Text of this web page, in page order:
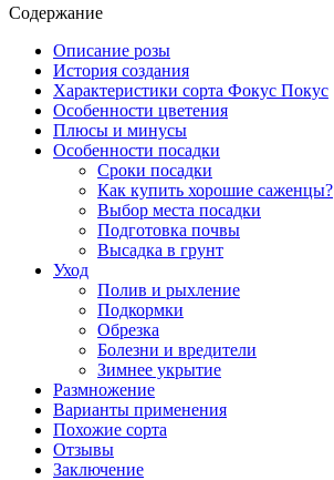
Содержание
Описание розы
История создания
Характеристики сорта Фокус Покус
Особенности цветения
Плюсы и минусы
Особенности посадки
Сроки посадки
Как купить хорошие саженцы?
Выбор места посадки
Подготовка почвы
Высадка в грунт
Уход
Полив и рыхление
Подкормки
Обрезка
Болезни и вредители
Зимнее укрытие
Размножение
Варианты применения
Похожие сорта
Отзывы
Заключение